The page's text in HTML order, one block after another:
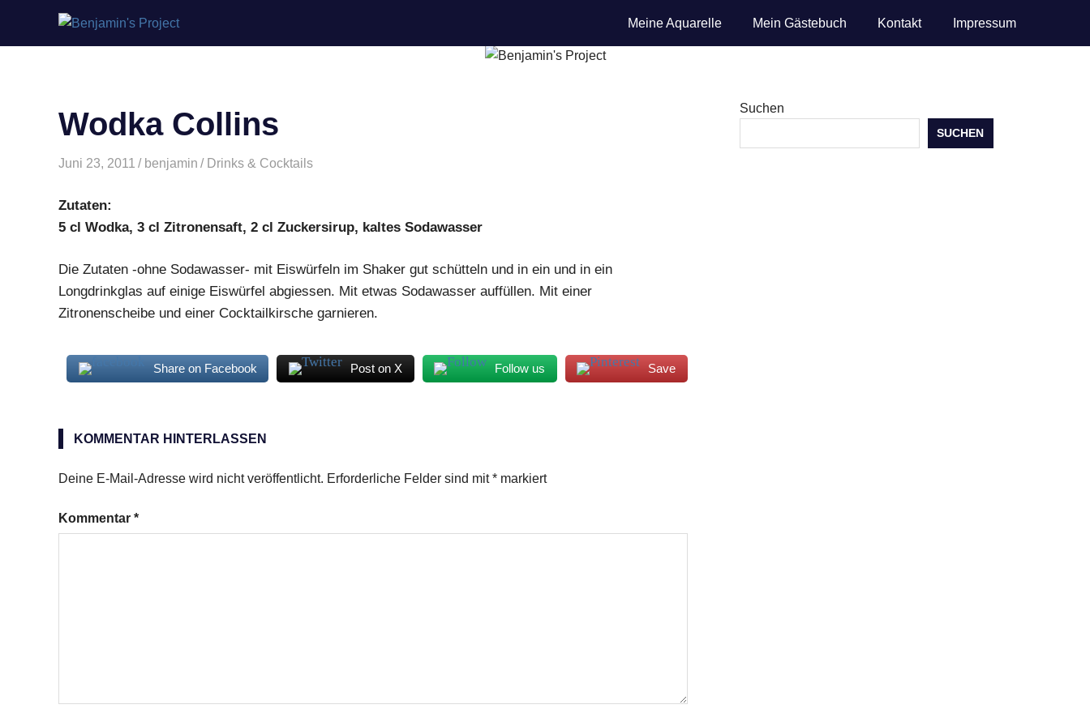
Meine Aquarelle Mein Gästebuch Kontakt Impressum
Wodka Collins
Juni 23, 2011 benjamin Drinks & Cocktails
Zutaten:
5 cl Wodka, 3 cl Zitronensaft, 2 cl Zuckersirup, kaltes Sodawasser
Die Zutaten -ohne Sodawasser- mit Eiswürfeln im Shaker gut schütteln und in ein und in ein
Longdrinkglas auf einige Eiswürfel abgiessen. Mit etwas Sodawasser auffüllen. Mit einer
Zitronenscheibe und einer Cocktailkirsche garnieren.
Share on Facebook Post on X Follow us Save
KOMMENTAR HINTERLASSEN
Deine E-Mail-Adresse wird nicht veröffentlicht. Erforderliche Felder sind mit* markiert
Kommentar *
Suchen
SUCHEN